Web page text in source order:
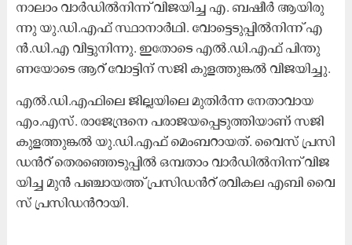
നാ​ലാം വാ​ർ​ഡി​ൽ​നി​ന്ന്​ വി​ജ​യി​ച്ച എ. ​ബ​ഷീ​ർ ആ​യി​രു​
ന്നു യു.​ഡി.​എ​ഫ് സ്ഥാ​നാ​ർ​ഥി. വോ​ട്ടെ​ടു​പ്പി​ൽ​നി​ന്ന്​ എ​
ൻ.​ഡി.​എ വി​ട്ടു​നി​ന്നു. ഇ​തോ​ടെ എ​ൽ.​ഡി.​എ​ഫ് പി​ന്തു​
ണ​യോ​ടെ ആ​റ് വോ​ട്ടി​ന്​ സ​ജി കു​ള​ത്തു​ങ്ക​ൽ വി​ജ​യി​ച്ചു.
എ​ൽ.​ഡി.​എ​ഫി​ലെ ജി​ല്ല​യി​ലെ മു​തി​ർ​ന്ന നേ​താ​വാ​യ
എം.​എ​സ്. രാ​ജേ​ന്ദ്ര​നെ പ​രാ​ജ​യ​പ്പെ​ടു​ത്തി​യാ​ണ് സ​ജി
കു​ള​ത്തു​ങ്ക​ൽ യു.​ഡി.​എ​ഫ് മെം​ബ​റാ​യ​ത്. വൈ​സ് പ്ര​സി​
ഡ​ൻ​റ്​ തെ​ര​ഞ്ഞെ​ടു​പ്പി​ൽ ഒ​മ്പ​താം വാ​ർ​ഡി​ൽ​നി​ന്ന്​ വി​ജ​
യി​ച്ച മു​ൻ പ​ഞ്ചാ​യ​ത്ത് പ്ര​സി​ഡ​ൻ​റ് ര​വി​ക​ല എ​ബി വൈ​
സ് പ്ര​സി​ഡ​ൻ​റാ​യി.